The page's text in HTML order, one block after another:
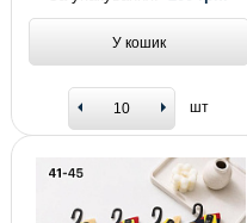
У кошик
шт